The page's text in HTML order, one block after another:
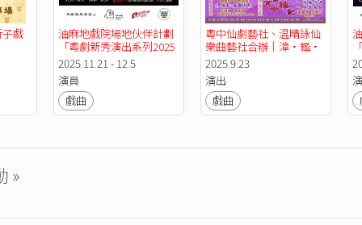
戲
油麻地戲院場地伙伴計劃
「粵劇新秀演出系列2025
–26」 演期四
2025.11.21 - 12.5
演員
戲曲
粵中仙劇藝社、温晴詠仙
樂曲藝社合辦｜漳·鑑·
詠·仙  耀高山
2025.9.23
演出
戲曲
»